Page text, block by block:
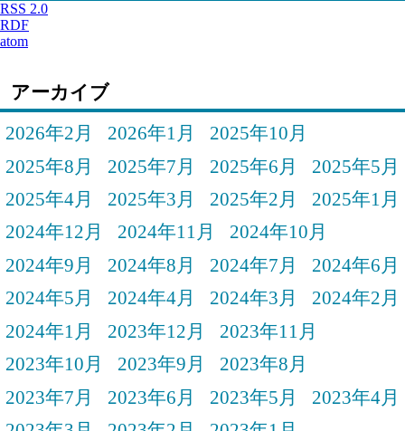
RSS 2.0
RDF
atom
アーカイブ
2026年2月
2026年1月
2025年10月
2025年8月
2025年7月 2025年6月
2025年5月
2025年4月
2025年3月 2025年2月
2025年1月
2024年12月
2024年11月
2024年10月
2024年9月
2024年8月 2024年7月
2024年6月
2024年5月
2024年4月 2024年3月
2024年2月
2024年1月
2023年12月
2023年11月
2023年10月
2023年9月
2023年8月
2023年7月
2023年6月 2023年5月
2023年4月